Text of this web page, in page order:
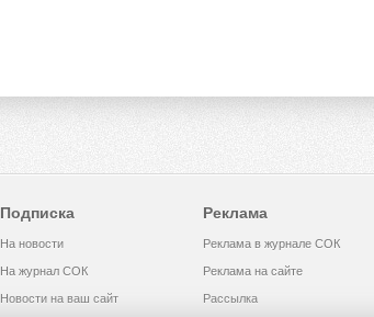
Подписка
На новости
На журнал СОК
Новости на ваш сайт
Реклама
Реклама в журнале СОК
Реклама на сайте
Рассылка